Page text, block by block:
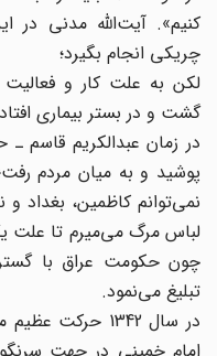
کنیم». آیت‌الله مدنی در
چریکی انجام بگیرد؛
لکن به علت کار و فعالیت
گشت و در بستر بیماری افتاد.3
در زمان عبدالکریم قاسم ـ
پوشید و به میان مردم
نمی‌توانم کاظمین، بغداد
لباس مرگ می‌میرم تا علت
چون حکومت عراق با
تبلیغ می‌نمود.
در سال 1342 حرکت